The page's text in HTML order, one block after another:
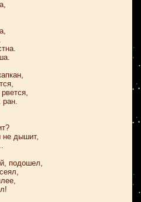
ран.
не дышит,
подошел,